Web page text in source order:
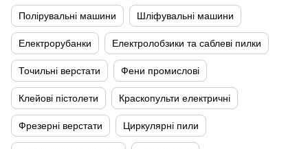
Полірувальні машини Шліфувальні машини
Електрорубанки Електролобзики та саблеві пилки
Точильні верстати Фени промислові
Клейові пістолети Краскопульти електричні
Фрезерні верстати Циркулярні пили